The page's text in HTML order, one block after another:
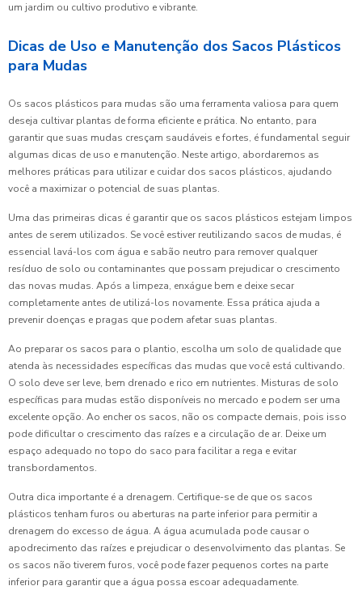
um jardim ou cultivo produtivo e vibrante.
Dicas de Uso e Manutenção dos Sacos Plásticos
para Mudas
Os sacos plásticos para mudas são uma ferramenta valiosa para quem
deseja cultivar plantas de forma eficiente e prática. No entanto, para
garantir que suas mudas cresçam saudáveis e fortes, é fundamental seguir
algumas dicas de uso e manutenção. Neste artigo, abordaremos as
melhores práticas para utilizar e cuidar dos sacos plásticos, ajudando
você a maximizar o potencial de suas plantas.
Uma das primeiras dicas é garantir que os sacos plásticos estejam limpos
antes de serem utilizados. Se você estiver reutilizando sacos de mudas, é
essencial lavá-los com água e sabão neutro para remover qualquer
resíduo de solo ou contaminantes que possam prejudicar o crescimento
das novas mudas. Após a limpeza, enxágue bem e deixe secar
completamente antes de utilizá-los novamente. Essa prática ajuda a
prevenir doenças e pragas que podem afetar suas plantas.
Ao preparar os sacos para o plantio, escolha um solo de qualidade que
atenda às necessidades específicas das mudas que você está cultivando.
O solo deve ser leve, bem drenado e rico em nutrientes. Misturas de solo
específicas para mudas estão disponíveis no mercado e podem ser uma
excelente opção. Ao encher os sacos, não os compacte demais, pois isso
pode dificultar o crescimento das raízes e a circulação de ar. Deixe um
espaço adequado no topo do saco para facilitar a rega e evitar
transbordamentos.
Outra dica importante é a drenagem. Certifique-se de que os sacos
plásticos tenham furos ou aberturas na parte inferior para permitir a
drenagem do excesso de água. A água acumulada pode causar o
apodrecimento das raízes e prejudicar o desenvolvimento das plantas. Se
os sacos não tiverem furos, você pode fazer pequenos cortes na parte
inferior para garantir que a água possa escoar adequadamente.